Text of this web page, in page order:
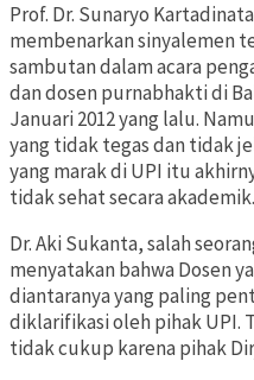
Prof. Dr. Sunaryo
membenarkan sinyalemen
sambutan dalam acara
dan dosen purnabhakti di
Januari 2012 yang lalu.
yang tidak tegas dan tidak
yang marak di UPI itu
tidak sehat secara akademik.
Dr. Aki Sukanta, salah
menyatakan bahwa Dosen
diantaranya yang paling
diklarifikasi oleh pihak UPI.
tidak cukup karena pihak